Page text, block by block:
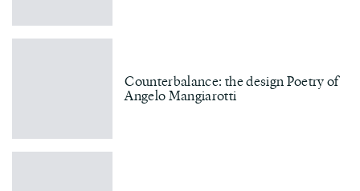
Counterbalance: the design Poetry of
Angelo Mangiarotti